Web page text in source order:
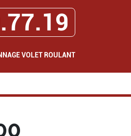
VOLET ROULANT